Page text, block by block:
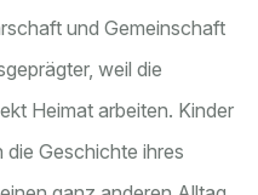
und Gemeinschaft
weil die
Heimat arbeiten. Kinder
Geschichte ihres